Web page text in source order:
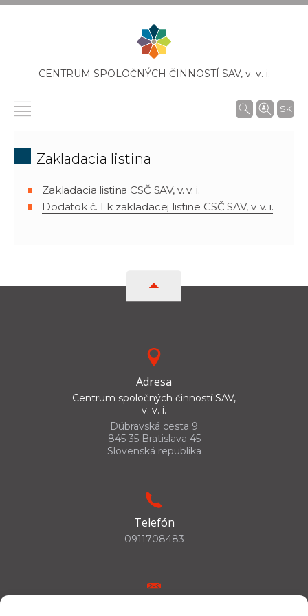
CENTRUM SPOLOČNÝCH ČINNOSTÍ SAV, v. v. i.
SK
Zakladacia listina
Zakladacia listina CSČ SAV, v. v. i.
Dodatok č. 1 k zakladacej listine CSČ SAV, v. v. i.
Adresa
Centrum spoločných činností SAV,
v. v. i.
Dúbravská cesta 9
845 35 Bratislava 45
Slovenská republika
Telefón
0911708483